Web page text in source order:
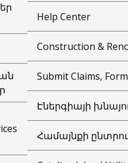
Help Center
Construction &
Submit Claims,
Էներգիայի
Համայնքի